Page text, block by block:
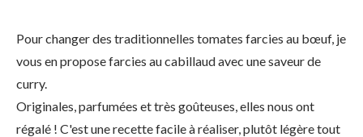
Pour changer des traditionnelles tomates farcies au bœuf, je
vous en propose farcies au cabillaud avec une saveur de
curry.
Originales, parfumées et très goûteuses, elles nous ont
régalé ! C'est une recette facile à réaliser, plutôt légère tout